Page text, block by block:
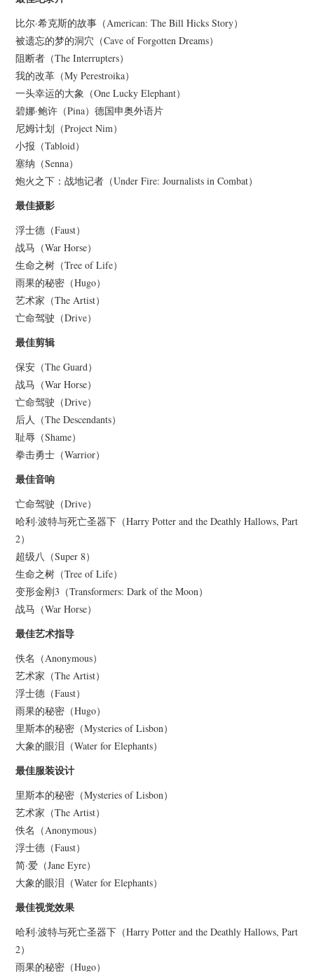
比尔·希克斯的故事（American: The Bill Hicks Story）
被遗忘的梦的洞穴（Cave of Forgotten Dreams）
阻断者（The Interrupters）
我的改革（My Perestroika）
一头幸运的大象（One Lucky Elephant）
碧娜·鲍许（Pina）德国申奥外语片
尼姆计划（Project Nim）
小报（Tabloid）
塞纳（Senna）
炮火之下：战地记者（Under Fire: Journalists in Combat）
最佳摄影
浮士德（Faust）
战马（War Horse）
生命之树（Tree of Life）
雨果的秘密（Hugo）
艺术家（The Artist）
亡命驾驶（Drive）
最佳剪辑
保安（The Guard）
战马（War Horse）
亡命驾驶（Drive）
后人（The Descendants）
耻辱（Shame）
拳击勇士（Warrior）
最佳音响
亡命驾驶（Drive）
哈利·波特与死亡圣器下（Harry Potter and the Deathly Hallows, Part
2）
超级八（Super 8）
生命之树（Tree of Life）
变形金刚3（Transformers: Dark of the Moon）
战马（War Horse）
最佳艺术指导
佚名（Anonymous）
艺术家（The Artist）
浮士德（Faust）
雨果的秘密（Hugo）
里斯本的秘密（Mysteries of Lisbon）
大象的眼泪（Water for Elephants）
最佳服装设计
里斯本的秘密（Mysteries of Lisbon）
艺术家（The Artist）
佚名（Anonymous）
浮士德（Faust）
简·爱（Jane Eyre）
大象的眼泪（Water for Elephants）
最佳视觉效果
哈利·波特与死亡圣器下（Harry Potter and the Deathly Hallows, Part
2）
雨果的秘密（Hugo）